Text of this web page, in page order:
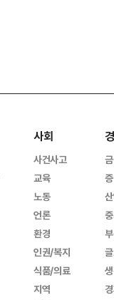
사회
사건사고
교육
노동
언론
환경
인권/복지
식품/의료
지역